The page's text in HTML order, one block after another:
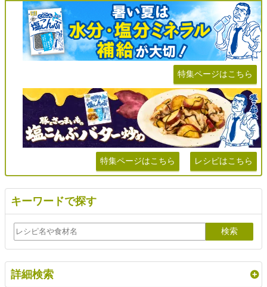
特集ページはこちら
特集ページはこちら レシピはこちら
キーワードで探す
詳細検索